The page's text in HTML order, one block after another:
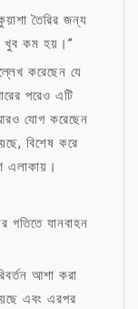
তৈরির জন্য
খুব কম হয়।”
করেছেন যে
পরেও এটি
যোগ করেছেন
বিশেষ করে
এলাকায়।
গতিতে যানবাহন
আশা করা
এবং এরপর